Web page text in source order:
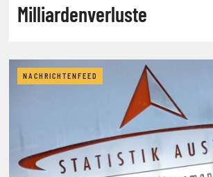
Milliardenverluste
NACHRICHTENFEED